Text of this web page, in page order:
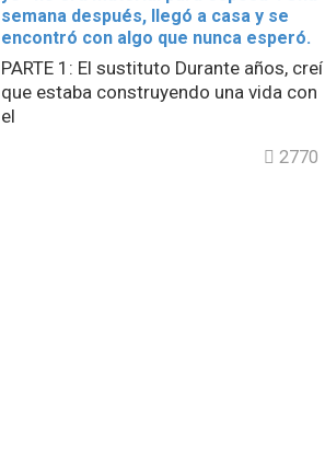
semana después, llegó a casa y se
encontró con algo que nunca esperó.
PARTE 1: El sustituto Durante años, creí
que estaba construyendo una vida con
el
2770